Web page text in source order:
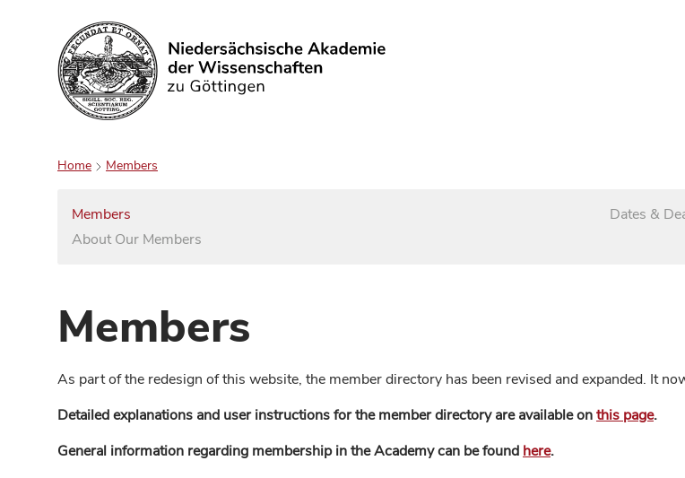
Search
Home Members
Members
About Our Members
Dates &
Members
As part of the redesign of this website, the member directory has been revised and expanded. It
Detailed explanations and user instructions for the member directory are available onthis page.
General information regarding membership in the Academy can be found here.